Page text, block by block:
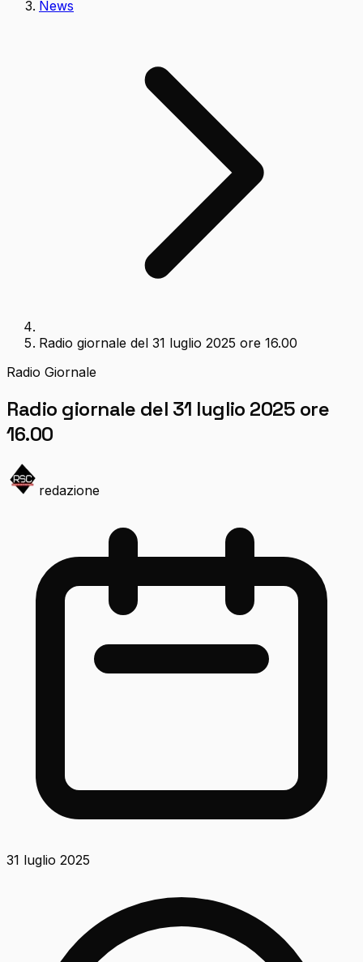
News
Radio giornale del 31 luglio 2025 ore 16.00
Radio Giornale
Radio giornale del 31 luglio 2025 ore
16.00
redazione
31 luglio 2025